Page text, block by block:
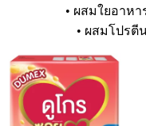
• ผสมใยอาห
• ผสมโปรตี